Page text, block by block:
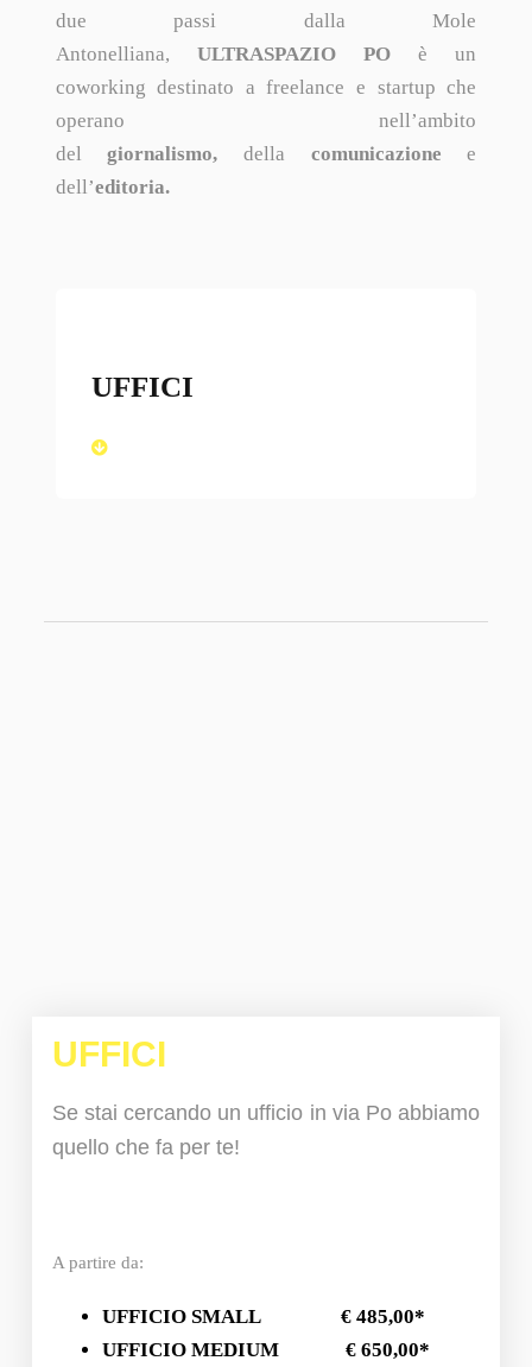
due passi dalla Mole
Antonelliana, ULTRASPAZIO PO
è un
coworking destinato a freelance e startupche
operano nell’ambito
delgiornalismo, della comunicazionee
dell’editoria.
UFFICI
UFFICI
Se stai cercando un ufficio in via Po abbiamo
quello che fa per te!
A partire da:
UFFICIO SMALL
€ 485,00*
UFFICIO MEDIUM
€ 650,00*